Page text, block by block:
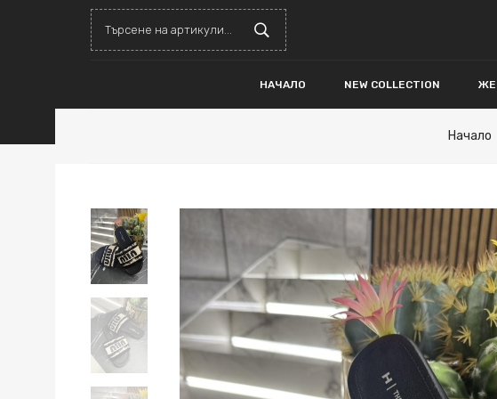
НАЧАЛО NEW COLLECTION
Начало